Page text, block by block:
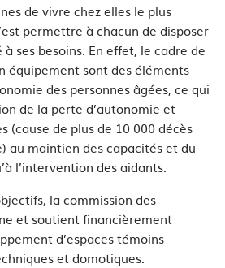
de vivre chez elles le plus
permettre à chacun de disposer
ses besoins. En effet, le cadre de
équipement sont des éléments
des personnes âgées, ce qui
de la perte d’autonomie et
(cause de plus de 10 000 décès
au maintien des capacités et du
l’intervention des aidants.
la commission des
et soutient financièrement
d’espaces témoins
et domotiques.